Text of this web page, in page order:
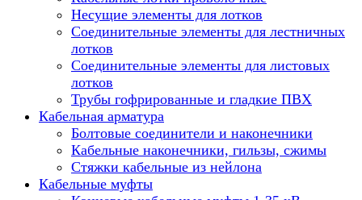
Несущие элементы для лотков
Соединительные элементы для лестничных
лотков
Соединительные элементы для листовых
лотков
Трубы гофрированные и гладкие ПВХ
Кабельная арматура
Болтовые соединители и наконечники
Кабельные наконечники, гильзы, сжимы
Стяжки кабельные из нейлона
Кабельные муфты